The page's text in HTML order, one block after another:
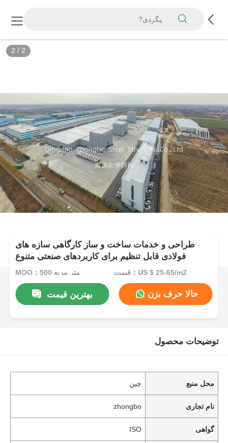
2 / 2
طراحی و خدمات ساخت و ساز کارگاهی سازه های
فولادی قابل تنظیم برای کاربردهای صنعتی متنوع
MOQ：500 متر مربع قیمت：US $ 25-65/m2
بهترین قیمت حالا حرف بزن
توضیحات محصول
محل منبع چین
نام تجاری zhongbo
گواهی ISO